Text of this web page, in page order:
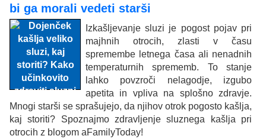
bi ga morali vedeti starši
Izkašljevanje sluzi je pogost pojav pri
majhnih otrocih, zlasti v času
spremembe letnega časa ali nenadnih
temperaturnih sprememb. To stanje
lahko povzroči nelagodje, izgubo
apetita in vpliva na splošno zdravje.
Mnogi starši se sprašujejo, da njihov otrok pogosto kašlja,
kaj storiti? Spoznajmo zdravljenje sluznega kašlja pri
otrocih z blogom aFamilyToday!